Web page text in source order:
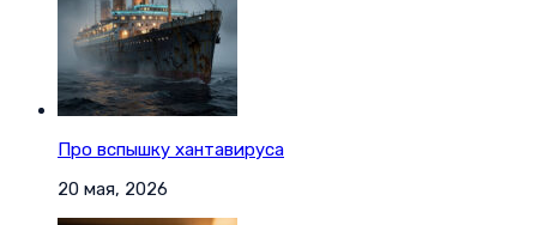
Про вспышку хантавируса
20 мая, 2026